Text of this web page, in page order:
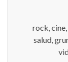
rock,
salud,